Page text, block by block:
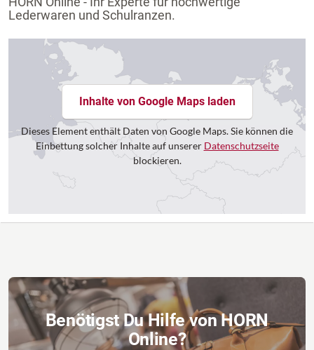
Lederwaren und Schulranzen.
Inhalte von Google Maps laden
Dieses Element enthält Daten von Google Maps. Sie können die
Einbettung solcher Inhalte auf unserer Datenschutzseite
blockieren.
Benötigst Du Hilfe von HORN
Online?